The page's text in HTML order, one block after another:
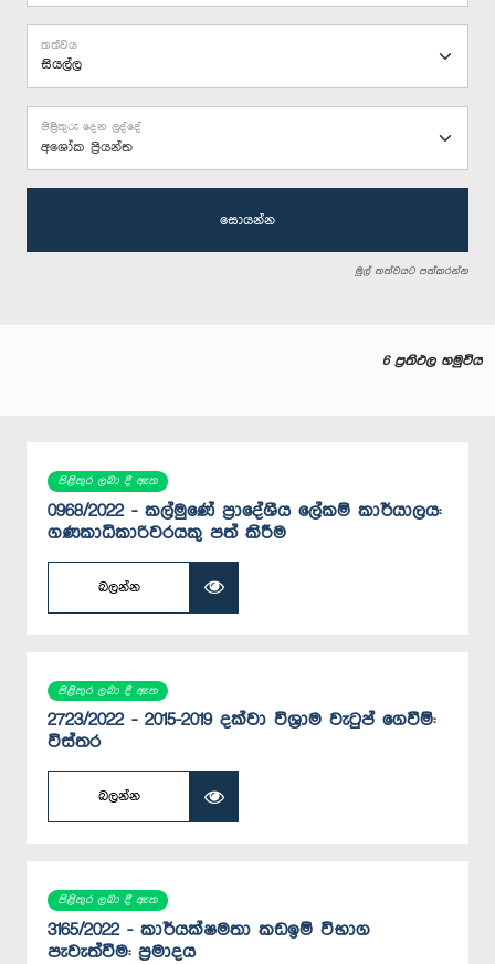
තත්වය
අශෝක ප්‍රියන්ත
පිළිතුරු දෙන ලද්දේ
සොයන්න
මුල් තත්වයට පත්කරන්න
6 ප්‍රතිඵල හමුවිය
පිළිතුර ලබා දී ඇත
0968/2022 - කල්මුණේ ප්‍රාදේශීය ලේකම් කාර්යාලය:
ගණකාධිකාරිවරයකු පත් කිරීම
බලන්න
පිළිතුර ලබා දී ඇත
2723/2022 - 2015-2019 දක්වා විශ්‍රාම වැටුප් ගෙවීම්:
විස්තර
බලන්න
පිළිතුර ලබා දී ඇත
3165/2022 - කාර්යක්ෂමතා කඩඉම් විභාග
පැවැත්වීම: ප්‍රමාදය